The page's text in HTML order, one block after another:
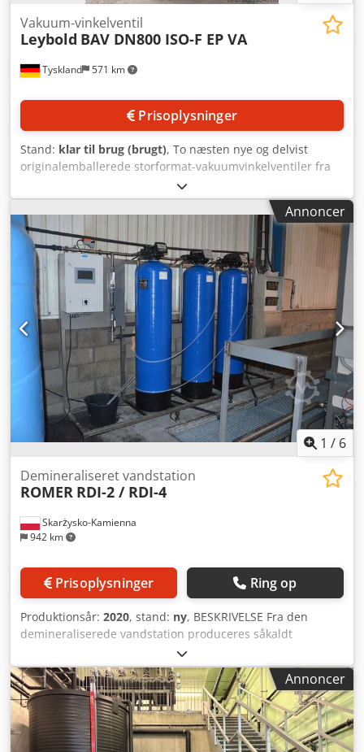
Tyskland 571 km
Vakuum-vinkelventil
Leybold BAV DN800 ISO-F EP VA
Prisoplysninger
Stand: klar til brug (brugt), To næsten nye og delvist
originalemballerede storformat-vakuumvinkelventiler fra
Leybold er tilgængelige. Omløbsretning: 90°, nominelt mål:
800 mm, maks. driftstryk: 7 bar. Dokumentation er
tilgængelig. Besigtigelse på stedet er mulig. Chedpfx Aeyv
H E Espnsa
Annoncer
1 / 6
Skarżysko-Kamienna
942 km
Demineraliseret vandstation
ROMER RDI-2 / RDI-4
Prisoplysninger Ring op
Produktionsår: 2020, stand: ny, BESKRIVELSE Fra den
demineraliserede vandstation produceres såkaldt
halvdestilleret vand ved hjælp af ionbytte-teknologi.
Codpofz I Uiefx Apnsha Stationen består af 3 kolonner: -
Stærkt sur kationbytter i natriumcyklus, - Stærkt basisk
anionbytter, der arbejder i kloridcyklus, - Kulfilter. Vores
demineraliseringsstationer RDI-2 / RDI-4 er udstyret med
fuldautomatiske styrehoveder. Kolonnerne er fremstillet af
Annoncer